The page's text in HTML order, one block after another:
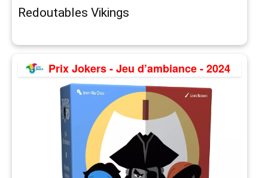
Redoutables Vikings
Prix Jokers - Jeu d’ambiance - 2024